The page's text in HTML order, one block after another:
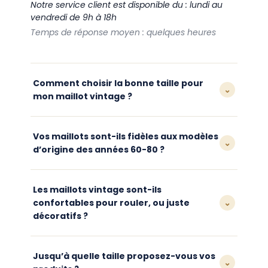
Notre service client est disponible du : lundi au
vendredi de 9h à 18h
Temps de réponse moyen : quelques heures
Comment choisir la bonne taille pour
mon maillot vintage ?
⌄
l’époque, souvent plus ajustée que les
maillots modernes. Nous vous
des tailles disponible sur chaque fiche
produit, et de prendre une taille au-dessus
si vous êtes entre deux tailles.
Vos maillots sont-ils fidèles aux modèles
d’origine des années 60-80 ?
⌄
visuels et de coloris d’époque pour
reproduire fidèlement les tenues des
grandes équipes cyclistes historiques, tout
au quotidien.
Les maillots vintage sont-ils
confortables pour rouler, ou juste
décoratifs ?
⌄
en selle : tissu technique respirant, poches
Jusqu’à quelle taille proposez-vous vos
⌄